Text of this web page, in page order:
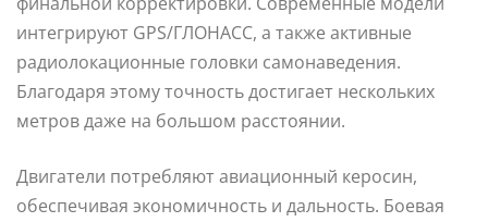
интегрируют GPS/ГЛОНАСС, а также активные
радиолокационные головки самонаведения.
Благодаря этому точность достигает нескольких
метров даже на большом расстоянии.
Двигатели потребляют авиационный керосин,
обеспечивая экономичность и дальность. Боевая